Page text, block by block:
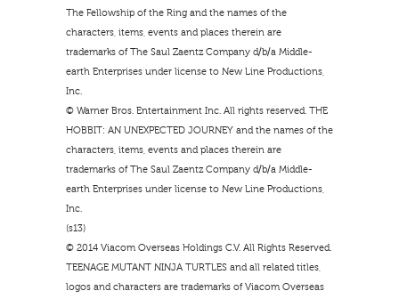
The Fellowship of the Ring and the names of the
characters, items, events and places therein are
trademarks of The Saul Zaentz Company d/b/a Middle-
earth Enterprises under license to New Line Productions,
Inc.
© Warner Bros. Entertainment Inc. All rights reserved. THE
HOBBIT: AN UNEXPECTED JOURNEY and the names of the
characters, items, events and places therein are
trademarks of The Saul Zaentz Company d/b/a Middle-
earth Enterprises under license to New Line Productions,
Inc.
(s13)
© 2014 Viacom Overseas Holdings C.V. All Rights Reserved.
TEENAGE MUTANT NINJA TURTLES and all related titles,
logos and characters are trademarks of Viacom Overseas